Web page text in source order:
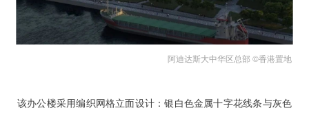
阿迪达斯大中华区总部 ©香港置地
该办公楼采用编织网格立面设计：银白色金属十字花线条与灰色